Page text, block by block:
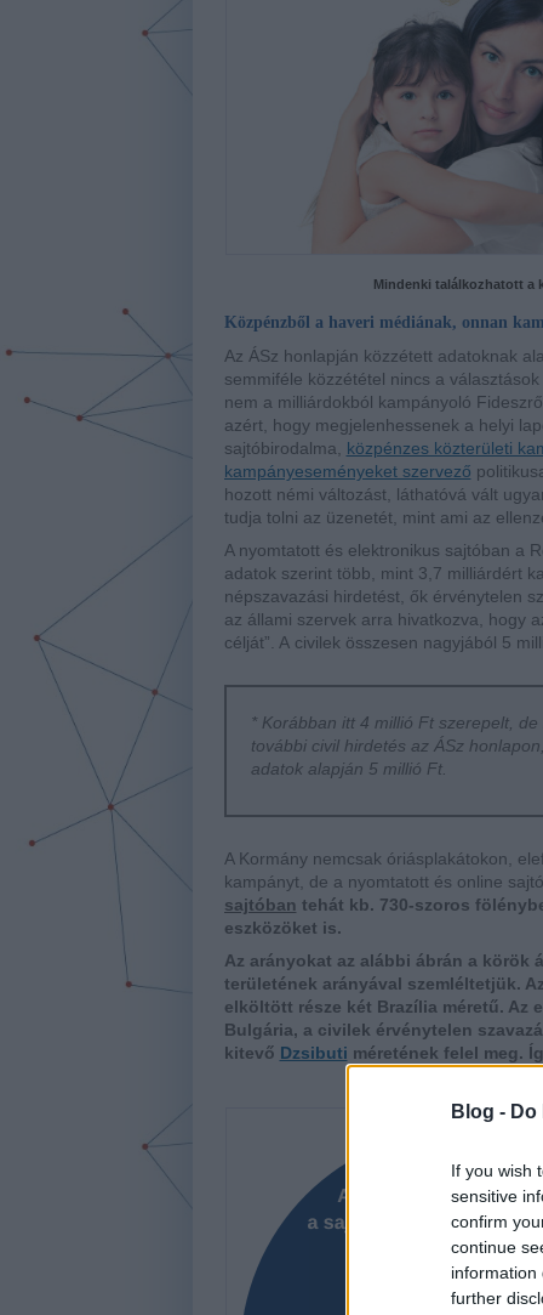
Blog -
If you wish
sensitive
confirm
continue
information
further
Mindenki találkozhatott a
Közpénzből a haveri médiának, onnan
Az ÁSz honlapján közzétett adatoknak
semmiféle közzététel nincs a
nem a milliárdokból kampányoló
azért, hogy megjelenhessenek a helyi
sajtóbirodalma, közpénzes közterületi
kampányeseményeket szervező
hozott némi változást, láthatóvá vált
tudja tolni az üzenetét, mint ami az
A nyomtatott és elektronikus sajtóban a
adatok szerint több, mint 3,7 milliárdért
népszavazási hirdetést, ők érvénytelen
az állami szervek arra hivatkozva, hogy
célját”. Acivilek összesen nagyjából 5
* Korábban itt 4 millió Ft szerepelt,
további civil hirdetés az ÁSz
adatok alapján 5 millió Ft.
A Kormány nemcsak óriásplakátokon,
kampányt, de a nyomtatott és online
sajtóban tehát kb. 730-szoros
eszközöket is.
Az arányokat az alábbi ábrán a
területének arányával szemléltetjük.
elköltött része két Brazília méretű. Az
Bulgária, a civilek érvénytelen
kitevő Dzsibuti méretének felel meg.